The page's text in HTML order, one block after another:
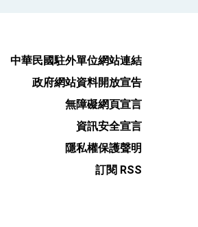
中華民國駐外單位網站連結
政府網站資料開放宣告
無障礙網頁宣言
資訊安全宣言
隱私權保護聲明
訂閱 RSS